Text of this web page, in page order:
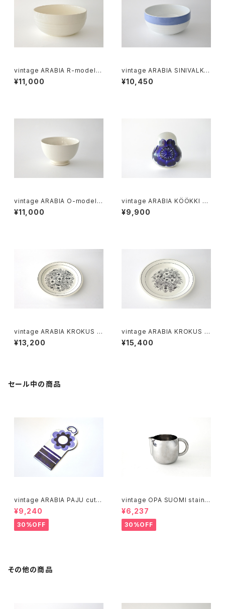
vintage ARABIA R-model b
owl / オールドアラビア ボウル
アイボリー
¥11,000
vintage ARABIA SINIVALKO
R-model bowl / オールドアラ
ビア シニヴァルコ ボウル
¥10,450
vintage ARABIA O-model b
owl ivory / ヴィンテージ アラ
ビア ボウル アイボリー
¥11,000
vintage ARABIA KÖÖKKI sa
lt＆pepper shaker cobalt /
ヴィンテージ アラビア ソルト＆
¥9,900
vintage ARABIA KROKUS Pl
ate 20cm / ヴィンテージ アラ
ビア クロッカス 20cmプレート
¥13,200
vintage ARABIA KROKUS Pl
ate 24cm / ヴィンテージ アラ
ビア クロッカス 24cmプレート
¥15,400
セール中の商品
vintage ARABIA PAJU cutti
ng boad / ヴィンテージ アラビ
ア パユ カッティングボード
¥9,240
30%OFF
vintage OPA SUOMI stainle
ss milk pitcher M / ヴィンテ
ージ オーパ スオミ ステンレス
ミルクピッチャー M
¥6,237
30%OFF
その他の商品